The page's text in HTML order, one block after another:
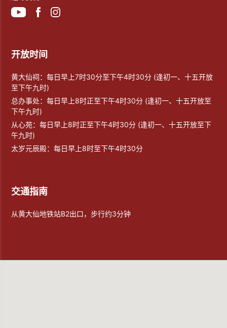
开放时间
黄大仙祠：每日早上7时30分至下午4时30分 (逢初一、十五开放
至下午九时)
总办事处：每日早上8时正至下午4时30分 (逢初一、十五开放至
下午九时)
从心苑：每日早上8时正至下午4时30分 (逢初一、十五开放至下
午九时)
太岁元辰殿：每日早上8时至下午4时30分
交通指南
从黄大仙地铁站B2出口，步行约3分钟